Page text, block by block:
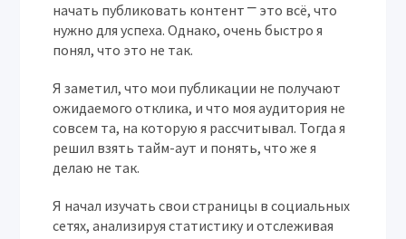
начать публиковать контент ⎻ это всё, что
нужно для успеха. Однако, очень быстро я
понял, что это не так.
Я заметил, что мои публикации не получают
ожидаемого отклика, и что моя аудитория не
совсем та, на которую я рассчитывал. Тогда я
решил взять тайм-аут и понять, что же я
делаю не так.
Я начал изучать свои страницы в социальных
сетях, анализируя статистику и отслеживая